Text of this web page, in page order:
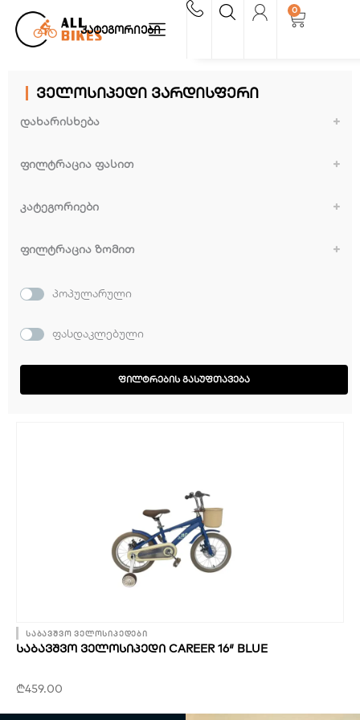
content
კატეგორიები
0
Cart
ველოსიპედი ვარდისფერი
დახარისხება
ფილტრაცია ფასით
კატეგორიები
ფილტრაცია ზომით
პოპულარული
ფასდაკლებული
ᲤᲘᲚᲢᲠᲔᲑᲘᲡ ᲒᲐᲡᲣᲤᲗᲐᲕᲔᲑᲐ
საბავშვო ველოსიპედები
ᲡᲐᲑᲐᲕᲨᲕᲝ ᲕᲔᲚᲝᲡᲘᲞᲔᲓᲘ CAREER 16″ BLUE
₾459.00